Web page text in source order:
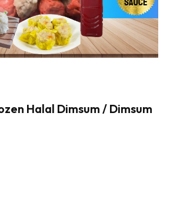
Halal Dimsum / Dimsum